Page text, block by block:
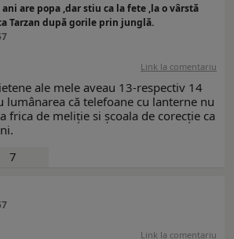
are popa ,dar stiu ca la fete ,la o vârstă
Tarzan după gorile prin junglă.
Link la comentariu
ale mele aveau 13-respectiv 14
lumânarea că telefoane cu lanterne nu
frica de meliție si școala de corecție ca
7
Link la comentariu